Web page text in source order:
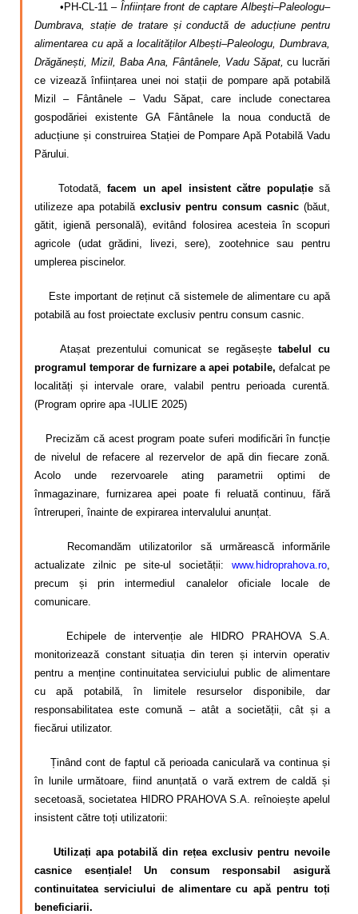
• PH-CL-11 – Înființare front de captare Albeşti–Paleologu–
Dumbrava, stație de tratare și conductă de aducțiune pentru
alimentarea cu apă a localităților Albești–Paleologu, Dumbrava,
Drăgănești, Mizil, Baba Ana, Fântânele, Vadu Săpat, cu lucrări
ce vizează înființarea uneinoi stații de pompare apă potabilă
Mizil – Fântânele – Vadu Săpat, care include conectarea
gospodăriei existente GA Fântânele la noua conductă de
aducțiune și construirea Stației de Pompare Apă Potabilă Vadu
Părului.
Totodată,facem un apel insistent către populațiesă
utilizeze apa potabilă exclusiv pentru consum casnic (băut,
gătit, igienă personală), evitând folosirea acesteia în scopuri
agricole (udat grădini, livezi, sere), zootehnice sau pentru
umplerea piscinelor.
Este important de reținut că sistemele de alimentare cu apă
potabilă au fost proiectate exclusiv pentru consum casnic.
Atașat prezentului comunicat se regăsește tabelul cu
programul temporar de furnizare a apei potabile, defalcat pe
localități și intervale orare, valabil pentru perioada curentă.
(Program oprire apa -IULIE 2025)
Precizăm că acest program poate suferi modificări în funcție
de nivelul de refacere al rezervelor de apă din fiecare zonă.
Acolo unde rezervoarele ating parametrii optimi de
înmagazinare, furnizarea apei poate fi reluată continuu, fără
întreruperi, înainte de expirarea intervalului anunțat.
Recomandăm utilizatorilor să urmărească informările
actualizate zilnic pe site-ul societății: www.hidroprahova.ro,
precum și prin intermediul canalelor oficiale locale de
comunicare.
Echipele de intervenție ale HIDRO PRAHOVA S.A.
monitorizează constant situația din teren și intervin operativ
pentru a menține continuitatea serviciului public de alimentare
cu apă potabilă, în limitele resurselor disponibile, dar
responsabilitatea este comună – atât a societății, cât și a
fiecărui utilizator.
Ținând cont de faptul că perioada caniculară va continua și
în lunile următoare, fiind anunțată o vară extrem de caldă și
secetoasă, societatea HIDRO PRAHOVA S.A. reînoiește apelul
insistent către toți utilizatorii:
Utilizați apa potabilă din rețea exclusiv pentru nevoile
casnice esențiale!
Un consum responsabil asigură
continuitatea serviciului de alimentare cu apă pentru toți
beneficiarii.